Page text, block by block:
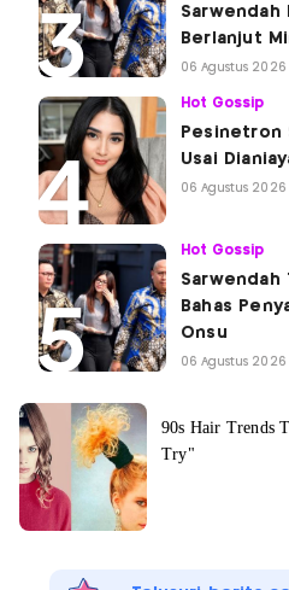
Sarwendah
Berlanjut
06 Agustus 2026
Hot Gossip
Pesinetron
Usai
06 Agustus 2026
Hot Gossip
Sarwendah
Bahas
Onsu
06 Agustus 2026